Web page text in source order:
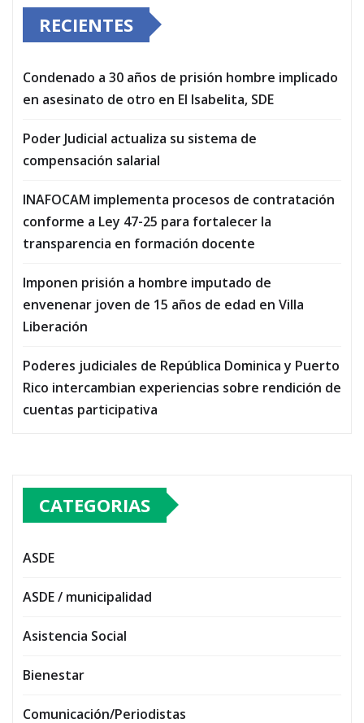
RECIENTES
Condenado a 30 años de prisión hombre implicado
en asesinato de otro en El Isabelita, SDE
Poder Judicial actualiza su sistema de
compensación salarial
INAFOCAM implementa procesos de contratación
conforme a Ley 47-25 para fortalecer la
transparencia en formación docente
Imponen prisión a hombre imputado de
envenenar joven de 15 años de edad en Villa
Liberación
Poderes judiciales de República Dominica y Puerto
Rico intercambian experiencias sobre rendición de
cuentas participativa
CATEGORIAS
ASDE
ASDE / municipalidad
Asistencia Social
Bienestar
Comunicación/Periodistas